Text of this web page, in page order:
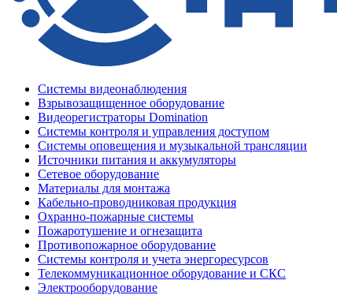
Системы видеонаблюдения
Взрывозащищенное оборудование
Видеорегистраторы Domination
Системы контроля и управления доступом
Системы оповещения и музыкальной трансляции
Источники питания и аккумуляторы
Сетевое оборудование
Материалы для монтажа
Кабельно-проводниковая продукция
Охранно-пожарные системы
Пожаротушение и огнезащита
Противопожарное оборудование
Системы контроля и учета энергоресурсов
Телекоммуникационное оборудование и СКС
Электрооборудование